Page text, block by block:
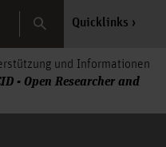
Search Quicklinks
und Informationen
- Open Researcher and